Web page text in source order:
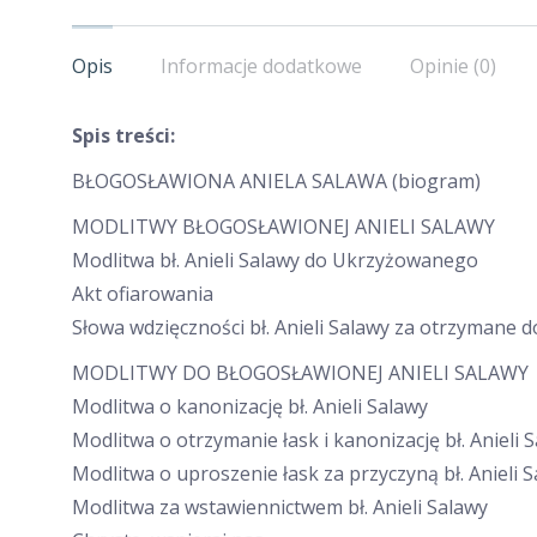
Opis Informacje dodatkowe Opinie (0)
Spis treści:
BŁOGOSŁAWIONA ANIELA SALAWA (biogram)
MODLITWY BŁOGOSŁAWIONEJ ANIELI SALAWY
Modlitwa bł. Anieli Salawy do Ukrzyżowanego
Akt ofiarowania
Słowa wdzięczności bł. Anieli Salawy za otrzymane
MODLITWY DO BŁOGOSŁAWIONEJ ANIELI SALAWY
Modlitwa o kanonizację bł. Anieli Salawy
Modlitwa o otrzymanie łask i kanonizację bł. Anieli
Modlitwa o uproszenie łask za przyczyną bł. Anieli
Modlitwa za wstawiennictwem bł. Anieli Salawy